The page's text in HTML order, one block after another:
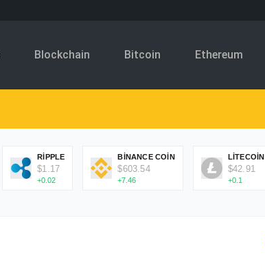
Blockchain Bitcoin Ethereum
RIPPLE
$1.17
+0.02
BINANCE COIN
$603.54
+7.46
LITECOIN
$42.91
+0.1